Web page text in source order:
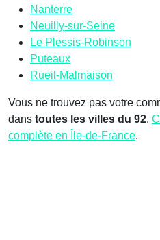
Nanterre
Neuilly-sur-Seine
Le Plessis-Robinson
Puteaux
Rueil-Malmaison
Vous ne trouvez pas votre
dans toutes les villes du 92.
complète en Île-de-France.